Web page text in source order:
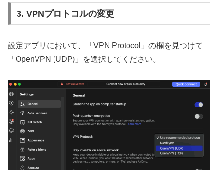
3. VPNプロトコルの変更
設定アプリにおいて、「VPN Protocol」の欄を見つけて
「OpenVPN (UDP)」を選択してください。